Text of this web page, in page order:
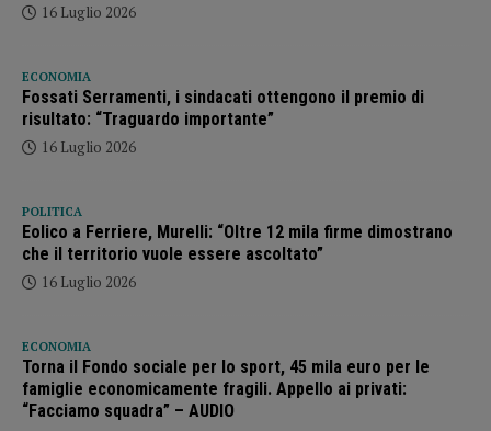
16 Luglio 2026
ECONOMIA
Fossati Serramenti, i sindacati ottengono il premio di
risultato: “Traguardo importante”
16 Luglio 2026
POLITICA
Eolico a Ferriere, Murelli: “Oltre 12 mila firme dimostrano
che il territorio vuole essere ascoltato”
16 Luglio 2026
ECONOMIA
Torna il Fondo sociale per lo sport, 45 mila euro per le
famiglie economicamente fragili. Appello ai privati:
“Facciamo squadra” – AUDIO